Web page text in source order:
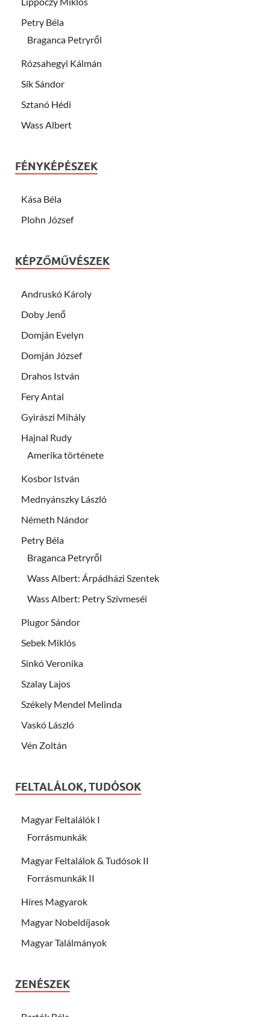
Petry Béla
Braganca Petryről
Rózsahegyi Kálmán
Sík Sándor
Sztanó Hédi
Wass Albert
FÉNYKÉPÉSZEK
Kása Béla
Plohn József
KÉPZŐMŰVÉSZEK
Andruskó Károly
Doby Jenő
Domján Evelyn
Domján József
Drahos István
Fery Antal
Gyirászi Mihály
Hajnal Rudy
Amerika története
Kosbor István
Mednyánszky László
Németh Nándor
Petry Béla
Braganca Petryről
Wass Albert: Árpádházi Szentek
Wass Albert: Petry Szívmeséi
Plugor Sándor
Sebek Miklós
Sinkó Veronika
Szalay Lajos
Székely Mendel Melinda
Vaskó László
Vén Zoltán
FELTALÁLOK, TUDÓSOK
Magyar Feltalálók I
Forrásmunkák
Magyar Feltalálok & Tudósok II
Forrásmunkák II
Híres Magyarok
Magyar Nobeldíjasok
Magyar Találmányok
ZENÉSZEK